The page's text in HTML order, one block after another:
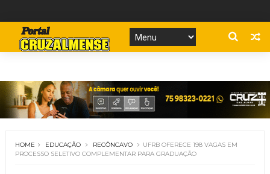
HOME EDUCAÇÃO RECÔNCAVO
UFRB OFERECE 198 VAGAS EM
PROCESSO SELETIVO COMPLEMENTAR PARA GRADUAÇÃO